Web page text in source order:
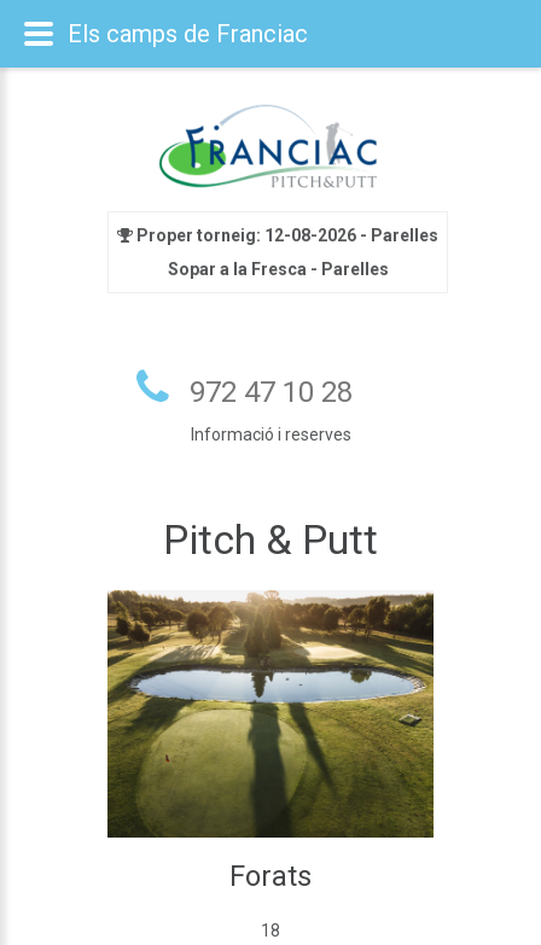
Proper torneig: 12-08-2026 - Parelles
Sopar a la Fresca - Parelles
972 47 10 28
Informació i reserves
Pitch & Putt
Forats
18
Els camps de Franciac